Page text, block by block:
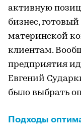
активную
бизнес,
материнской
клиентам.
предприятия
Евгений
было выбрать
Подходы